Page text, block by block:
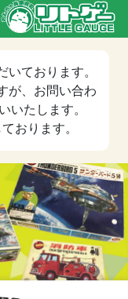
いております。
が、お問い合わ
いたします。
おります。